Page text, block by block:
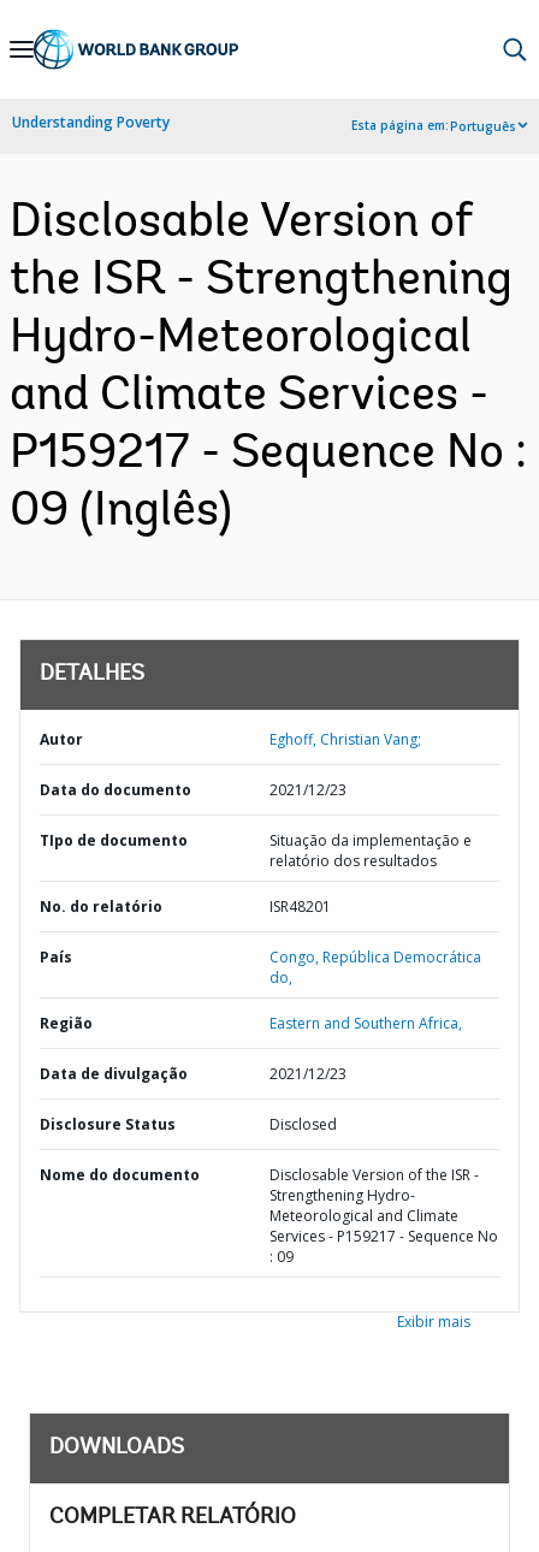
Skip
Navigation
Understanding Poverty Esta página em:Português
Disclosable Version of
the ISR - Strengthening
Hydro-Meteorological
and Climate Services -
P159217 - Sequence No :
09 (Inglês)
DETALHES
Autor Eghoff, Christian Vang;
Data do documento 2021/12/23
TIpo de documento
Situação da implementação e
relatório dos resultados
No. do relatório ISR48201
País Congo,República Democrática
do,
Região Eastern and Southern Africa,
Data de divulgação 2021/12/23
Disclosure Status Disclosed
Nome do documento
Disclosable Version of the ISR -
Strengthening Hydro-
Meteorological and Climate
Services - P159217 - Sequence No
: 09
Exibir mais
DOWNLOADS
COMPLETAR RELATÓRIO